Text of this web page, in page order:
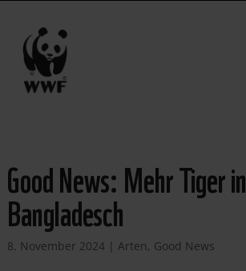
Good News: Mehr Tiger in
Bangladesch
8. November 2024| Arten, Good News